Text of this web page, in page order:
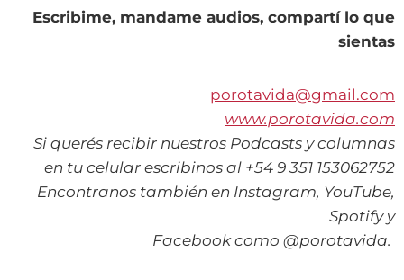
Escribime, mandame audios, compartí lo que
sientas
porotavida@gmail.com
www.porotavida.com
Si querés recibir nuestros Podcasts y columnas
en tu celular escribinos al +54 9 351 153062752
Encontranos también en Instagram, YouTube,
Spotify y
Facebook como @porotavida.